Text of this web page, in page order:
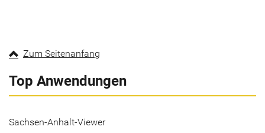
Zum Seitenanfang
Top Anwendungen
Sachsen-Anhalt-Viewer